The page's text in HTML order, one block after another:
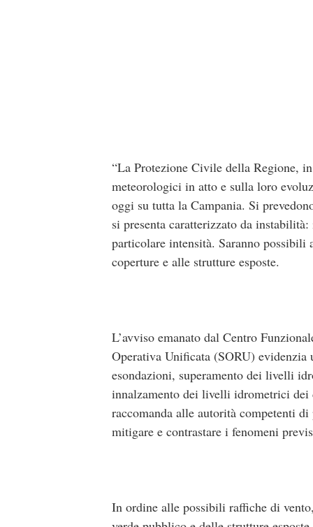
“La Protezione Civile della Regione,
meteorologici in atto e sulla loro
oggi su tutta la Campania. Si
si presenta caratterizzato da
particolare intensità. Saranno
coperture e alle strutture esposte.
L’avviso emanato dal Centro
Operativa Unificata (SORU)
esondazioni, superamento dei livelli
innalzamento dei livelli idrometrici dei
raccomanda alle autorità competenti
mitigare e contrastare i fenomeni
In ordine alle possibili raffiche di